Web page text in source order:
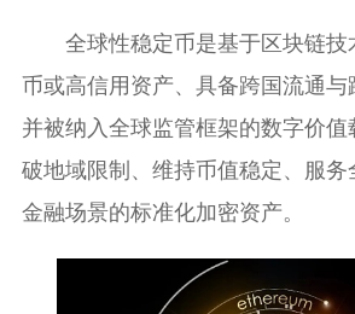
全球性稳定币是基于区块链技
币或高信用资产、具备跨国流通与
并被纳入全球监管框架的数字价值
破地域限制、维持币值稳定、服务
金融场景的标准化加密资产。